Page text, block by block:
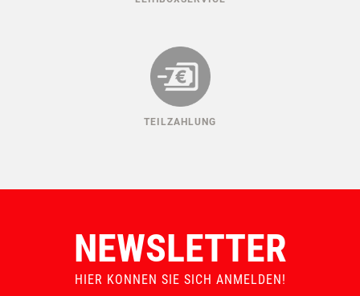
TEILZAHLUNG
NEWSLETTER
HIER KONNEN SIE SICH ANMELDEN!